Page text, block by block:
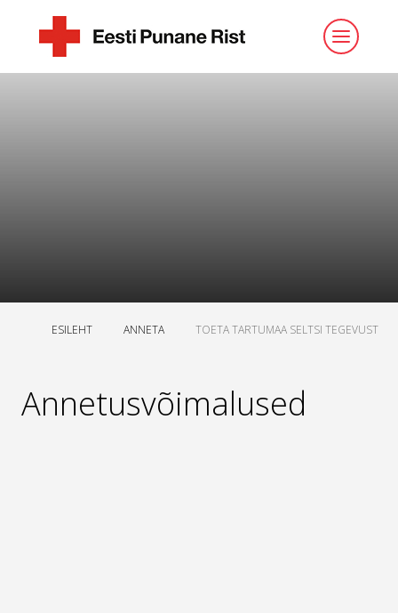
ESILEHT ANNETA TOETA TARTUMAA SELTSI TEGEVUST
Annetusvõimalused